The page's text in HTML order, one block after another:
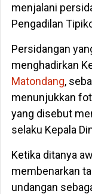
menjalani
Pengadilan
Persidangan
menghadirkan
Matondang,
menunjukkan
yang disebut
selaku Kepala
Ketika ditanya
membenarkan
undangan